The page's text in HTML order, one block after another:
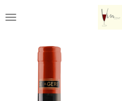
direct
hoofdinhoud